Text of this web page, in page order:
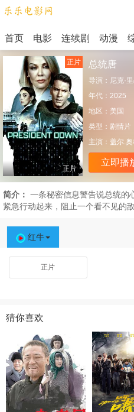
首页 电影 连续剧 动漫
正片
正片 总统唐
导演： 尼克·
年代： 2025
地区： 美国
类型： 剧情片
主演： 盖尔.奥
立即播
简介：
紧急行动起来，阻止一个看不见的
红牛
正片
猜你喜欢